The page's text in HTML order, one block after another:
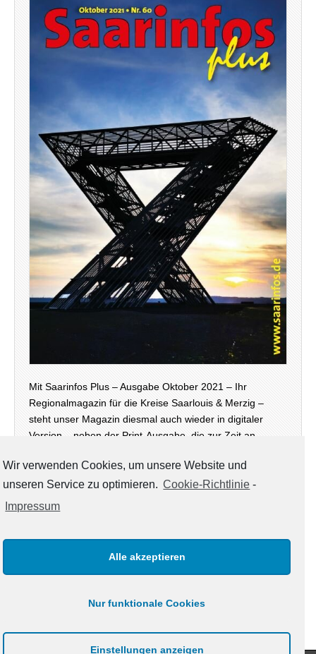
Mit Saarinfos Plus – Ausgabe Oktober 2021 – Ihr
Regionalmagazin für die Kreise Saarlouis & Merzig –
steht unser Magazin diesmal auch wieder in digitaler
Version – neben der Print-Ausgabe, die zur Zeit an
weiterlesen →
Wir verwenden Cookies, um unsere Website und
unseren Service zu optimieren. Cookie-Richtlinie -
Impressum
Alle akzeptieren
Nur funktionale Cookies
Einstellungen anzeigen